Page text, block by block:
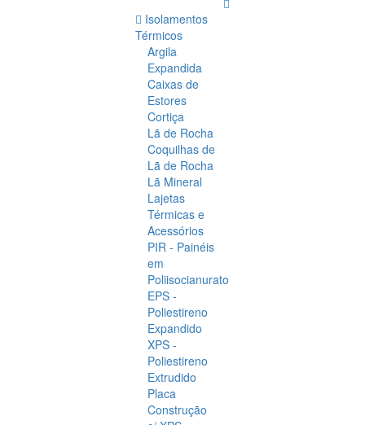
Isolamentos
Térmicos
Argila
Expandida
Caixas de
Estores
Cortiça
Lã de Rocha
Coquilhas de
Lã de Rocha
Lã Mineral
Lajetas
Térmicas e
Acessórios
PIR - Painéis
em
Poliisocianurato
EPS -
Poliestireno
Expandido
XPS -
Poliestireno
Extrudido
Placa
Construção